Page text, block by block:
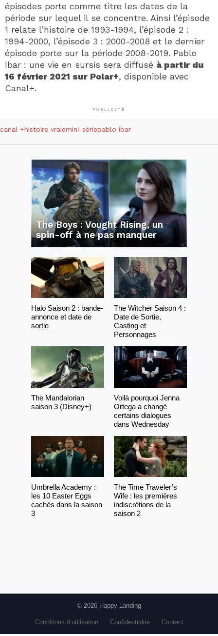
épisodes porte comme titre les dates de la
période sur lequel il se concentre. Ainsi l’épisode
1 relate l’histoire de 1993-1994, l’épisode 2 :
1994-2000, l’épisode 3 : 2000-2008 et le dernier
épisode porte sur la période 2008-2019. Pablo
Ibar : une vie en sursis sera diffusé à partir du
16 février 2021 sur Polar+, disponible avec
Canal+.
PUBLICITÉ
canal +histoire vraiemini-sériepablo ibar
The Boys : Vought Rising, un
spin-off à ne pas manquer
Halo Saison 2 : bande-
annonce et date de
sortie
The Witcher Saison 4 :
Date de Sortie,
Casting et
Personnages
The Mandalorian
saison 3 (Disney+)
Voilà pourquoi Jenna
Ortega a changé
certains dialogues
dans Wednesday
Umbrella Academy :
les 10 Easter Eggs
cachés dans la saison
3
The Time Traveler’s
Wife : les premières
indiscrétions de la
saison 2
© 2026 Happy Landing
Conditions d’utilisation Confidentialité Contact